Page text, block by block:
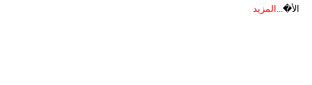
الأ�... المزيد